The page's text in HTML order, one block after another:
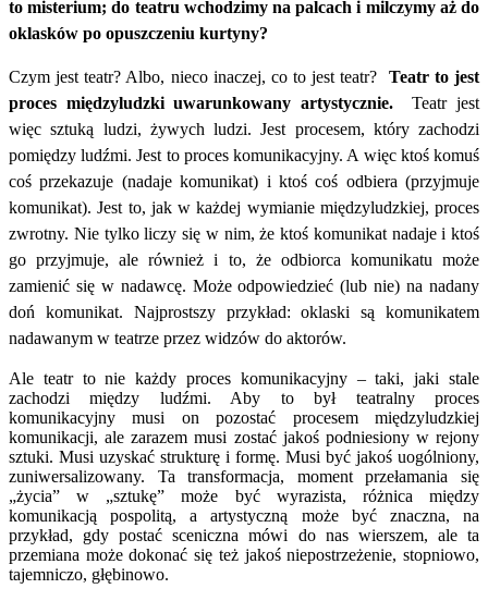
to misterium; do teatru wchodzimy na palcach i milczymy aż do
oklasków po opuszczeniu kurtyny?
Czym jest teatr? Albo, nieco inaczej, co to jest teatr? Teatr to jest
proces międzyludzki uwarunkowany artystycznie.Teatr jest
więc sztuką ludzi, żywych ludzi. Jest procesem, który zachodzi
pomiędzy ludźmi. Jest to proces komunikacyjny. A więc ktoś komuś
coś przekazuje (nadaje komunikat) i ktoś coś odbiera (przyjmuje
komunikat). Jest to, jak w każdej wymianie międzyludzkiej, proces
zwrotny. Nie tylko liczy się w nim, że ktoś komunikat nadaje i ktoś
go przyjmuje, ale również i to, że odbiorca komunikatu może
zamienić się w nadawcę. Może odpowiedzieć (lub nie) na nadany
doń komunikat. Najprostszy przykład: oklaski są komunikatem
nadawanym w teatrze przez widzów do aktorów.
Ale teatr to nie każdy proces komunikacyjny – taki, jaki stale
zachodzi między ludźmi. Aby to był teatralny proces
komunikacyjny musi on pozostać procesem międzyludzkiej
komunikacji, ale zarazem musi zostać jakoś podniesiony w rejony
sztuki. Musi uzyskać strukturę i formę. Musi być jakoś uogólniony,
zuniwersalizowany. Ta transformacja, moment przełamania się
„życia” w „sztukę” może być wyrazista, różnica między
komunikacją pospolitą, a artystyczną może być znaczna, na
przykład, gdy postać sceniczna mówi do nas wierszem, ale ta
przemiana może dokonać się też jakoś niepostrzeżenie, stopniowo,
tajemniczo, głębinowo.